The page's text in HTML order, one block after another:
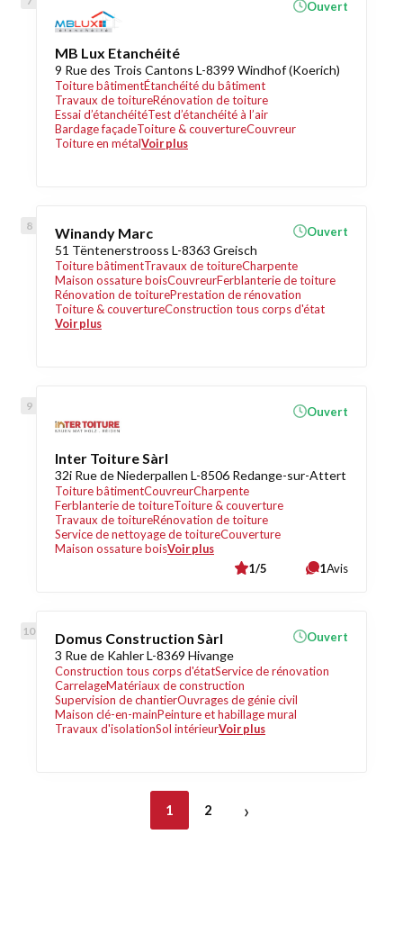
MB Lux Etanchéité
9 Rue des Trois Cantons L-8399 Windhof (Koerich)
Toiture bâtimentÉtanchéité du bâtiment
Travaux de toitureRénovation de toiture
Essai d’étanchéitéTest d’étanchéité à l’air
Bardage façadeToiture & couvertureCouvreur
Toiture en métalVoir plus
Ouvert
Winandy Marc
51 Tëntenerstrooss L-8363 Greisch
Toiture bâtimentTravaux de toitureCharpente
Maison ossature boisCouvreurFerblanterie de toiture
Rénovation de toiturePrestation de rénovation
Toiture & couvertureConstruction tous corps d'état
Voir plus
Ouvert
Inter Toiture Sàrl
32i Rue de Niederpallen L-8506 Redange-sur-Attert
Toiture bâtimentCouvreurCharpente
Ferblanterie de toitureToiture & couverture
Travaux de toitureRénovation de toiture
Service de nettoyage de toitureCouverture
Maison ossature boisVoir plus
Ouvert
1/5 1Avis
Domus Construction Sàrl
3 Rue de Kahler L-8369 Hivange
Construction tous corps d'étatService de rénovation
CarrelageMatériaux de construction
Supervision de chantierOuvrages de génie civil
Maison clé-en-mainPeinture et habillage mural
Travaux d'isolationSol intérieurVoir plus
Ouvert
1 2 ›